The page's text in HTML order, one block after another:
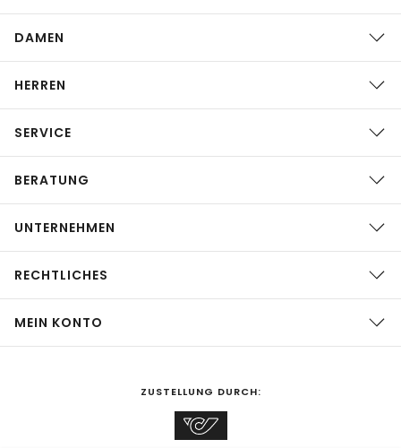
DAMEN
HERREN
SERVICE
BERATUNG
UNTERNEHMEN
RECHTLICHES
MEIN KONTO
ZUSTELLUNG DURCH: